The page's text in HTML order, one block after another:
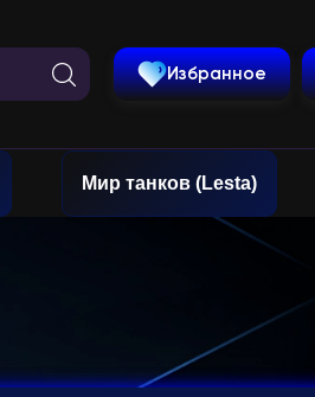
Избранное
Мир танков (Lesta)